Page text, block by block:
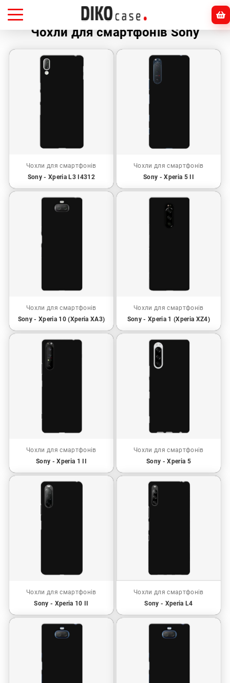
Головна
Чохли для смартфонів Sony
Чохли для смартфонів
Sony - Xperia L3 I4312
Чохли для смартфонів
Sony - Xperia 5 II
Чохли для смартфонів
Sony - Xperia 10 (Xperia XA3)
Чохли для смартфонів
Sony - Xperia 1 (Xperia XZ4)
Чохли для смартфонів
Sony - Xperia 1 II
Чохли для смартфонів
Sony - Xperia 5
Чохли для смартфонів
Sony - Xperia 10 II
Чохли для смартфонів
Sony - Xperia L4